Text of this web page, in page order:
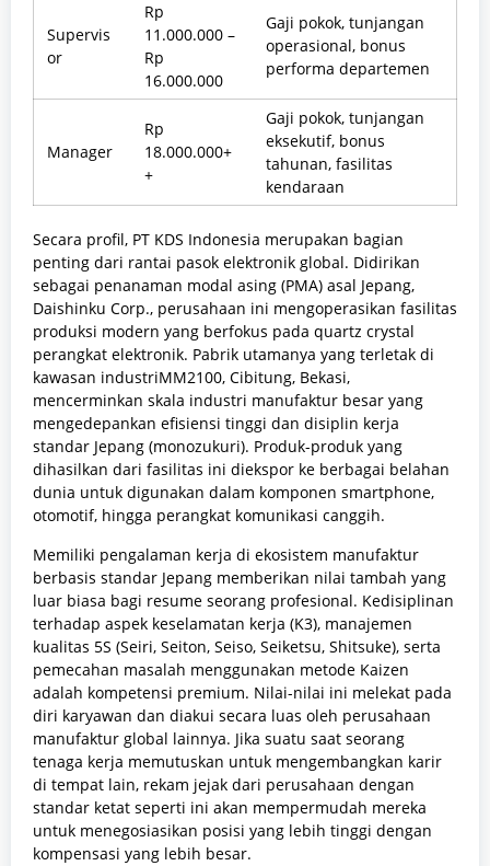
Supervis
or
Rp
11.000.000 –
Rp
16.000.000
Gaji pokok, tunjangan
operasional, bonus
performa departemen
Manager
Rp
18.000.000+
+
Gaji pokok, tunjangan
eksekutif, bonus
tahunan, fasilitas
kendaraan
Secara profil, PT KDS Indonesia merupakan bagian
penting dari rantai pasok elektronik global. Didirikan
sebagai penanaman modal asing (PMA) asal Jepang,
Daishinku Corp., perusahaan ini mengoperasikan fasilitas
produksi modern yang berfokus pada quartz crystal
perangkat elektronik. Pabrik utamanya yang terletak di
kawasan industriMM2100, Cibitung, Bekasi,
mencerminkan skala industri manufaktur besar yang
mengedepankan efisiensi tinggi dan disiplin kerja
standar Jepang (monozukuri). Produk-produk yang
dihasilkan dari fasilitas ini diekspor ke berbagai belahan
dunia untuk digunakan dalam komponen smartphone,
otomotif, hingga perangkat komunikasi canggih.
Memiliki pengalaman kerja di ekosistem manufaktur
berbasis standar Jepang memberikan nilai tambah yang
luar biasa bagi resume seorang profesional. Kedisiplinan
terhadap aspek keselamatan kerja (K3), manajemen
kualitas 5S (Seiri, Seiton, Seiso, Seiketsu, Shitsuke), serta
pemecahan masalah menggunakan metode Kaizen
adalah kompetensi premium. Nilai-nilai ini melekat pada
diri karyawan dan diakui secara luas oleh perusahaan
manufaktur global lainnya. Jika suatu saat seorang
tenaga kerja memutuskan untuk mengembangkan karir
di tempat lain, rekam jejak dari perusahaan dengan
standar ketat seperti ini akan mempermudah mereka
untuk menegosiasikan posisi yang lebih tinggi dengan
kompensasi yang lebih besar.